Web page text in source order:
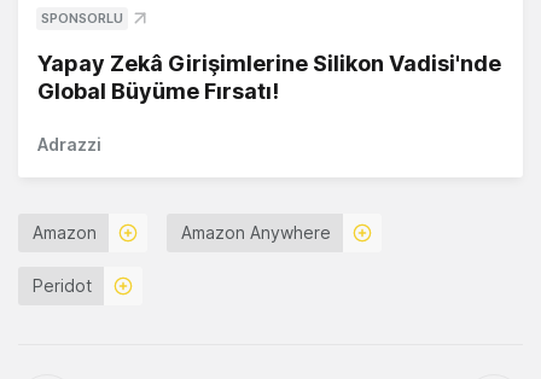
SPONSORLU
Yapay Zekâ Girişimlerine Silikon Vadisi'nde
Global Büyüme Fırsatı!
Adrazzi
Amazon Amazon Anywhere
Peridot